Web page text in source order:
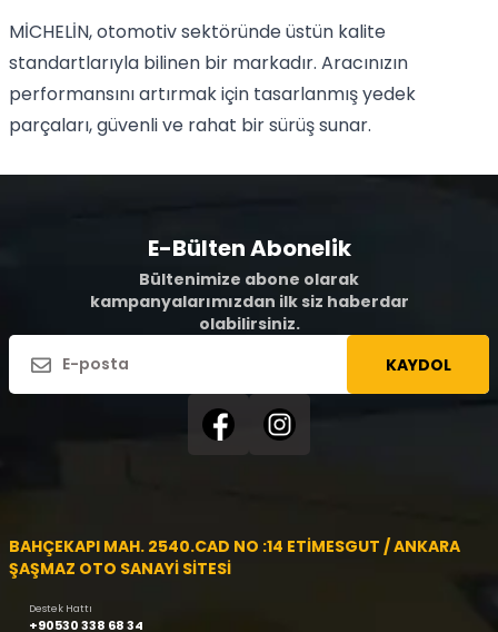
MİCHELİN, otomotiv sektöründe üstün kalite
standartlarıyla bilinen bir markadır. Aracınızın
performansını artırmak için tasarlanmış yedek
parçaları, güvenli ve rahat bir sürüş sunar.
E-Bülten Abonelik
Bültenimize abone olarak
kampanyalarımızdan ilk siz haberdar
olabilirsiniz.
KAYDOL
BAHÇEKAPI MAH. 2540.CAD NO :14 ETİMESGUT / ANKARA
ŞAŞMAZ OTO SANAYİ SİTESİ
Destek Hattı
+90530 338 68 34